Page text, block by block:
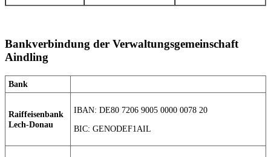
Bankverbindung der Verwaltungsgemeinschaft
Aindling
Bank
Raiffeisenbank
Lech-Donau
IBAN: DE80 7206 9005 0000 0078 20
BIC: GENODEF1AIL